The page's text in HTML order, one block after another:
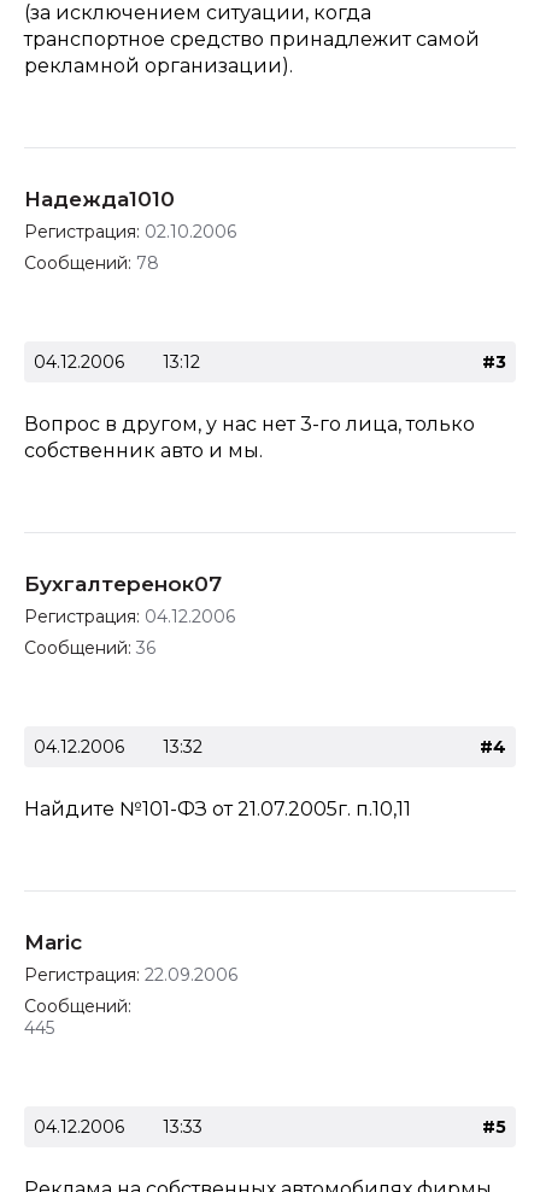
(за исключением ситуации, когда
транспортное средство принадлежит самой
рекламной организации).
Надежда1010
Регистрация: 02.10.2006
Сообщений: 78
04.12.2006 13:12 #3
Вопрос в другом, у нас нет 3-го лица, только
собственник авто и мы.
Бухгалтеренок07
Регистрация: 04.12.2006
Сообщений: 36
04.12.2006 13:32 #4
Найдите №101-ФЗ от 21.07.2005г. п.10,11
Maric
Регистрация: 22.09.2006
Сообщений:
445
04.12.2006 13:33 #5